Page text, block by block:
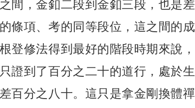
間，金釦二段到金釦三段，也是差
條項、考的同等段位，這之間的成
登修法得到最好的階段時期來說，
證到了百分之二十的道行，處於生
百分之八十。這只是拿金剛換體禪